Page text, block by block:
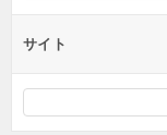
サイト